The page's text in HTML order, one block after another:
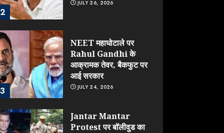
2
JULY 26, 2026
3
NEET महाघोटाले पर
Rahul Gandhi के
आक्रामक तेवर, बैकफुट पर
आई सरकार
JULY 24, 2026
Jantar Mantar
Protest पर बॉलीवुड का